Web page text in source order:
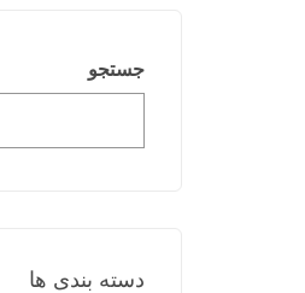
جستجو
دسته بندی ها